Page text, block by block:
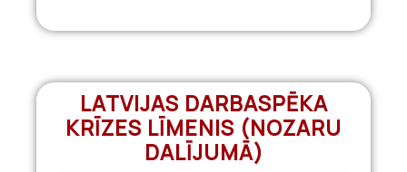
LATVIJAS DARBASPĒKA
KRĪZES LĪMENIS (NOZARU
DALĪJUMĀ)